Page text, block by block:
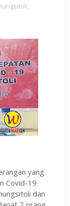
,
yang
Covid-19
dan